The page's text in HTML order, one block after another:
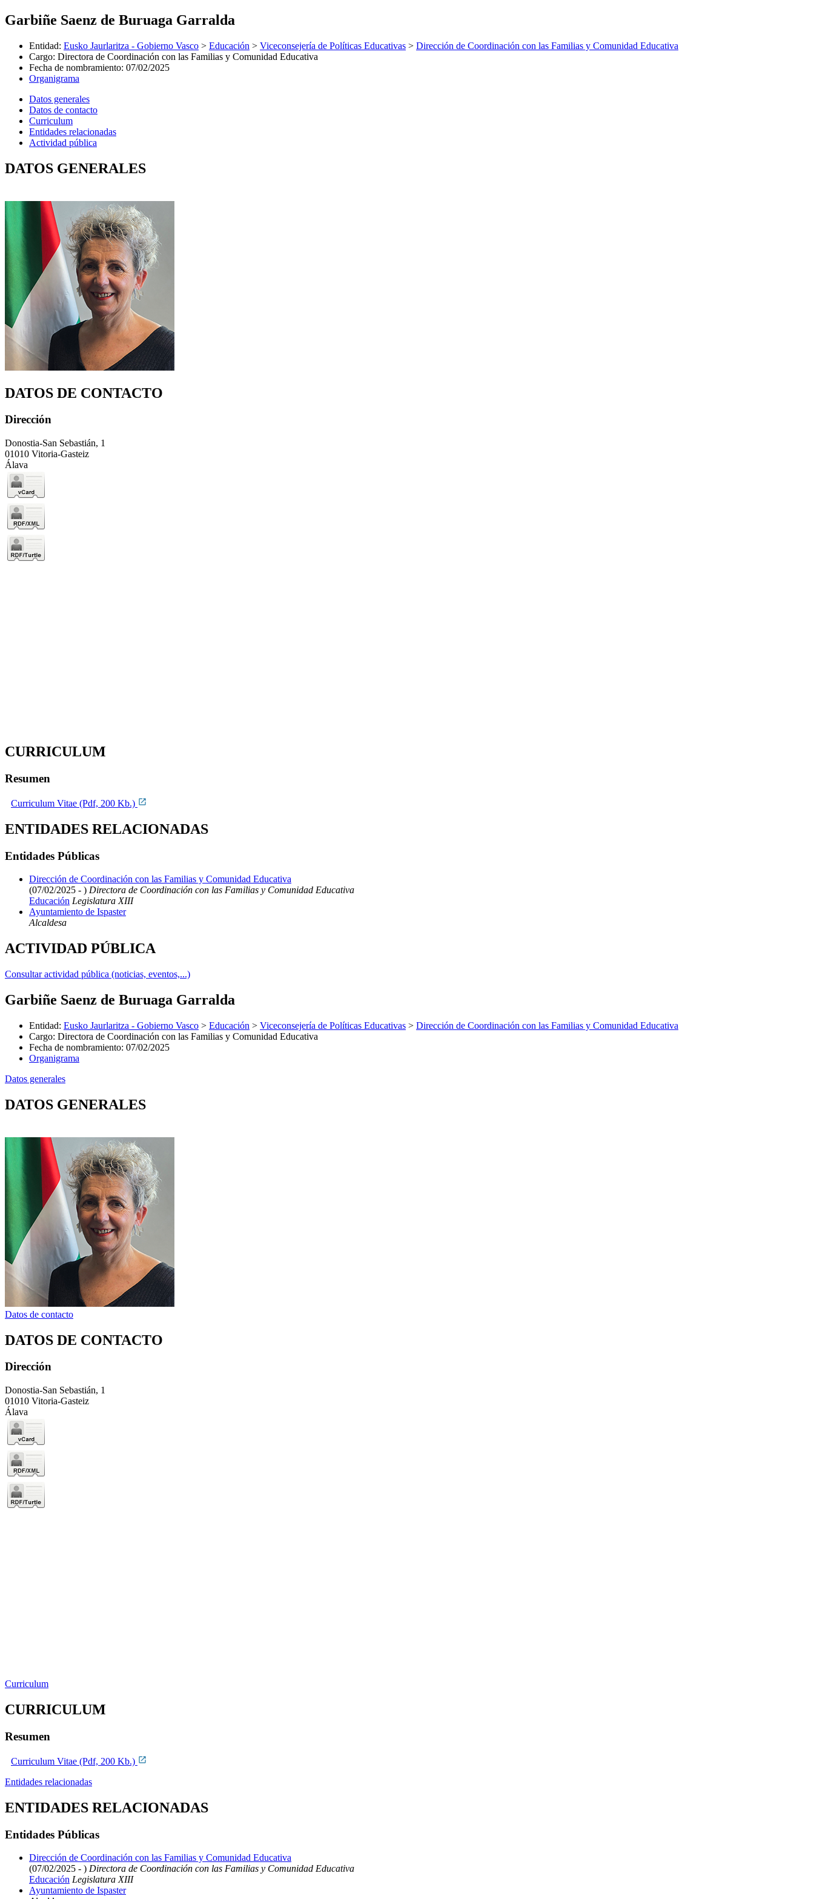
Garbiñe Saenz de Buruaga Garralda
Entidad: Eusko Jaurlaritza - Gobierno Vasco > Educación > Viceconsejería de Políticas Educativas > Dirección de Coordinación con las Familias y Comunidad Educativa
Cargo: Directora de Coordinación con las Familias y Comunidad Educativa
Fecha de nombramiento: 07/02/2025
Organigrama
Datos generales
Datos de contacto
Curriculum
Entidades relacionadas
Actividad pública
DATOS GENERALES
DATOS DE CONTACTO
Dirección
Donostia-San Sebastián, 1
01010 Vitoria-Gasteiz
Álava
CURRICULUM
Resumen
Curriculum Vitae (Pdf, 200 Kb.)
ENTIDADES RELACIONADAS
Entidades Públicas
Dirección de Coordinación con las Familias y Comunidad Educativa
(07/02/2025 - ) Directora de Coordinación con las Familias y Comunidad Educativa
Educación Legislatura XIII
Ayuntamiento de Ispaster
Alcaldesa
ACTIVIDAD PÚBLICA
Consultar actividad pública (noticias, eventos,...)
Garbiñe Saenz de Buruaga Garralda
Entidad: Eusko Jaurlaritza - Gobierno Vasco > Educación > Viceconsejería de Políticas Educativas > Dirección de Coordinación con las Familias y Comunidad Educativa
Cargo: Directora de Coordinación con las Familias y Comunidad Educativa
Fecha de nombramiento: 07/02/2025
Organigrama
Datos generales
DATOS GENERALES
Datos de contacto
DATOS DE CONTACTO
Dirección
Donostia-San Sebastián, 1
01010 Vitoria-Gasteiz
Álava
Curriculum
CURRICULUM
Resumen
Curriculum Vitae (Pdf, 200 Kb.)
Entidades relacionadas
ENTIDADES RELACIONADAS
Entidades Públicas
Dirección de Coordinación con las Familias y Comunidad Educativa
(07/02/2025 - ) Directora de Coordinación con las Familias y Comunidad Educativa
Educación Legislatura XIII
Ayuntamiento de Ispaster